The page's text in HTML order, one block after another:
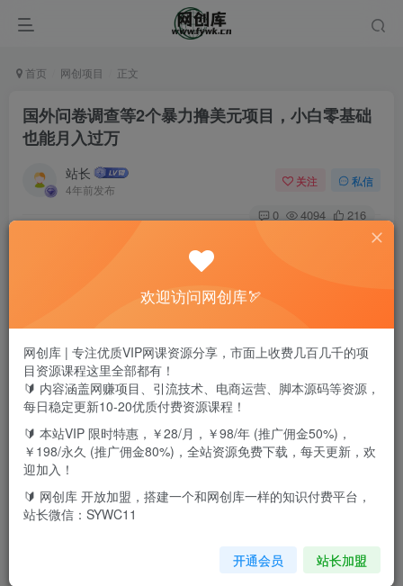
首页 网创项目 正文
国外问卷调查等2个暴力撸美元项目，小白零基础
也能月入过万
站长
4年前发布
关注 私信
0 4094 216
国外问卷调查等2个暴力撸美金项目，小白零基础也能月入过
万
国外撸美金项目主要原理是利用信息差，通过海外网站及平
欢迎访问网创库🏹
网创库 | 专注优质VIP网课资源分享，市面上收费几百几千的项
目资源课程这里全部都有！
🔰 内容涵盖网赚项目、引流技术、电商运营、脚本源码等资源，
每日稳定更新10-20优质付费资源课程！
🔰 本站VIP 限时特惠，￥28/月，￥98/年 (推广佣金50%)，
￥198/永久 (推广佣金80%)，全站资源免费下载，每天更新，欢
迎加入！
🔰 网创库 开放加盟，搭建一个和网创库一样的知识付费平台，
站长微信：SYWC11
开通会员 站长加盟